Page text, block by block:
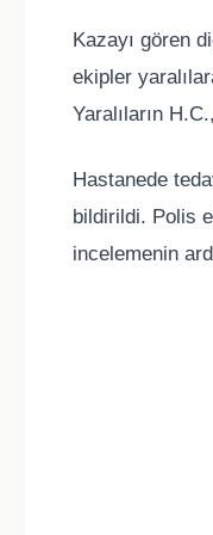
Kazayı gören
ekipler
Yaralıların
Hastanede
bildirildi. Polis
incelemenin